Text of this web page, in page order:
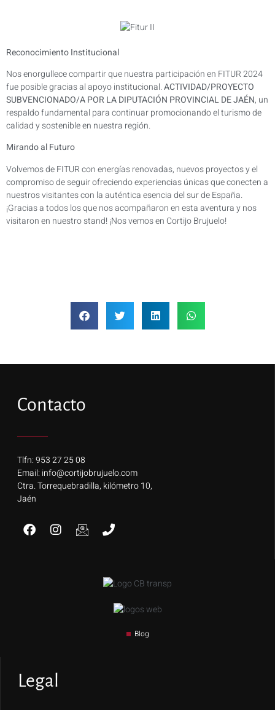
Reconocimiento Institucional
Nos enorgullece compartir que nuestra participación en FITUR 2024
fue posible gracias al apoyo institucional.ACTIVIDAD/PROYECTO
SUBVENCIONADO/A POR LA DIPUTACIÓN PROVINCIAL DE JAÉN, un
respaldo fundamental para continuar promocionando el turismo de
calidad y sostenible en nuestra región.
Mirando al Futuro
Volvemos de FITUR con energías renovadas, nuevos proyectos y el
compromiso de seguir ofreciendo experiencias únicas que conecten a
nuestros visitantes con la auténtica esencia del sur de España.
¡Gracias a todos los que nos acompañaron en esta aventura y nos
visitaron en nuestro stand! ¡Nos vemos en Cortijo Brujuelo!
Contacto
Tlfn: 953 27 25 08
Email: info@cortijobrujuelo.com
Ctra. Torrequebradilla, kilómetro 10,
Jaén
Blog
Legal